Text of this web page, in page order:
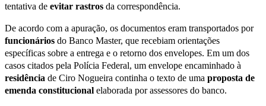
tentativa de evitar rastros da correspondência.
De acordo com a apuração, os documentos eram transportados por
funcionários do Banco Master, que recebiam orientações
específicas sobre a entrega e o retorno dos envelopes. Em um dos
casos citados pela Polícia Federal, um envelope encaminhado à
residência de Ciro Nogueira continha o texto de uma proposta de
emenda constitucional elaborada por assessores do banco.